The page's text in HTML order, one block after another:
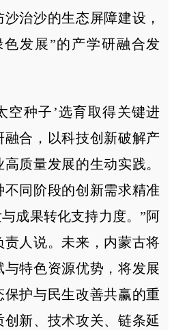
治沙的生态屏障建设，
发展”的产学研融合发
种子’选育取得关键进
融合，以科技创新破解产
质量发展的生动实践。
同阶段的创新需求精准
成果转化支持力度。”阿
人说。未来，内蒙古将
特色资源优势，将发展
护与民生改善共赢的重
新、技术攻关、链条延